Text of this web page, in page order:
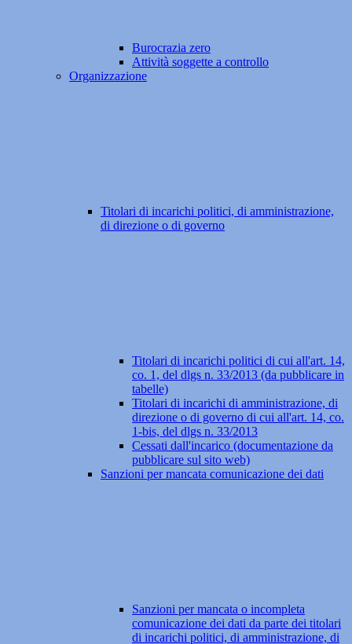
Burocrazia zero
Attività soggette a controllo
Organizzazione
Titolari di incarichi politici, di amministrazione,
di direzione o di governo
Titolari di incarichi politici di cui all'art. 14,
co. 1, del dlgs n. 33/2013 (da pubblicare in
tabelle)
Titolari di incarichi di amministrazione, di
direzione o di governo di cui all'art. 14, co.
1-bis, del dlgs n. 33/2013
Cessati dall'incarico (documentazione da
pubblicare sul sito web)
Sanzioni per mancata comunicazione dei dati
Sanzioni per mancata o incompleta
comunicazione dei dati da parte dei titolari
di incarichi politici, di amministrazione, di